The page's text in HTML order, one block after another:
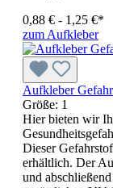
0,88 € - 1,25 €*
zum Aufkleber
Aufkleber
Größe: 1
Hier bieten wir
Dieser
erhältlich. Der
und